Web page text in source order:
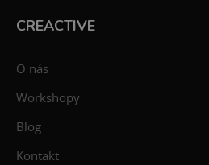
CREACTIVE
O nás
Workshopy
Blog
Kontakt